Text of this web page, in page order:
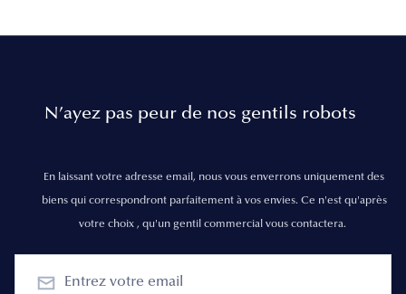
N’ayez pas peur de nos gentils robots
En laissant votre adresse email, nous vous enverrons uniquement des
biens qui correspondront parfaitement à vos envies. Ce n'est qu'après
votre choix , qu'un gentil commercial vous contactera.